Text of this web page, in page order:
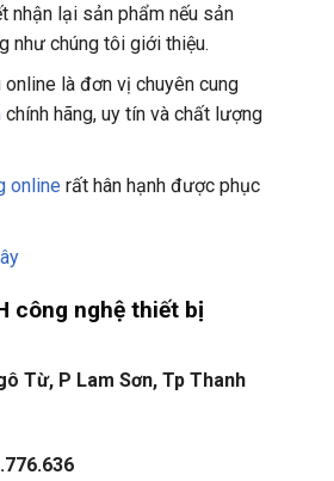
nhận lại sản phẩm nếu sản
như chúng tôi giới thiệu.
online là đơn vị chuyên cung
chính hãng, uy tín và chất lượng
online rất hân hạnh được phục
công nghệ thiết bị
Từ, P Lam Sơn, Tp Thanh